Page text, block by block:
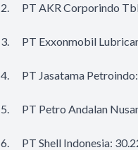
2. PT AKR Corporindo
3. PT Exxonmobil
4. PT Jasatama
5. PT Petro Andalan
6. PT Shell Indonesia: